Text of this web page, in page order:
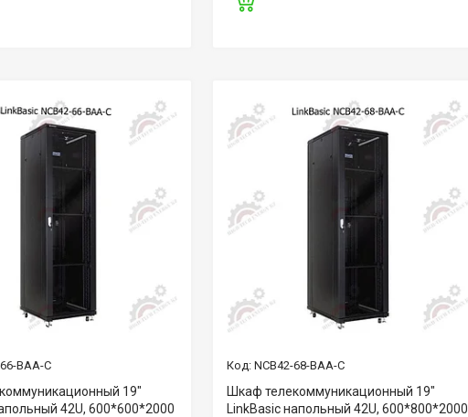
BAA-C
19"
42U, 600*600*2000
NCB42-68-BAA-C
Шкаф телекоммуникационный 19"
LinkBasic напольный 42U, 600*800*2000